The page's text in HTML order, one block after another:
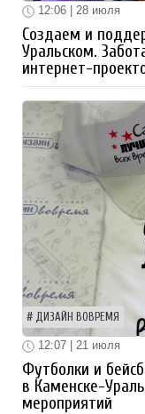
12:06 | 28 июля
Создаем и
Уральском.
интернет-
ДИЗАЙН ВОВРЕМЯ
12:07 | 21 июля
Футболки и
в Каменске-
мероприятий